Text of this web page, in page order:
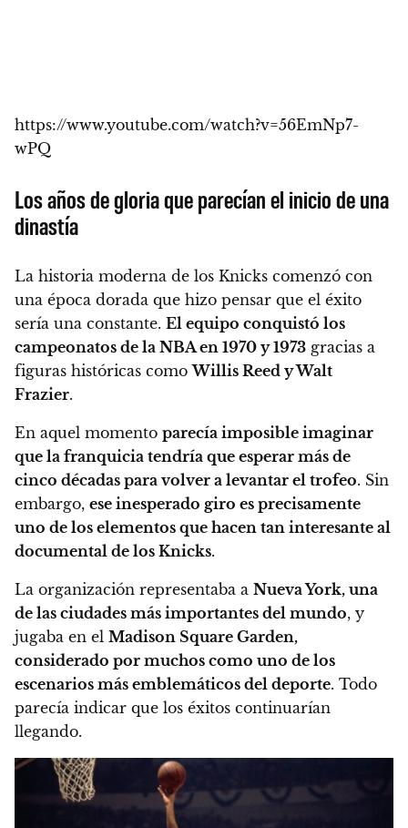
https://www.youtube.com/watch?v=56EmNp7-
wPQ
Los años de gloria que parecían el inicio de una
dinastía
La historia moderna de los Knicks comenzó con
una época dorada que hizo pensar que el éxito
sería una constante. El equipo conquistó los
campeonatos de la NBA en 1970 y 1973 gracias a
figuras históricas comoWillis Reed y Walt
Frazier.
En aquel momento parecía imposible imaginar
que la franquicia tendría que esperar más de
cinco décadas para volver a levantar el trofeo. Sin
embargo, ese inesperado giro es precisamente
uno de los elementos que hacen tan interesante al
documental de los Knicks.
La organización representaba a Nueva York, una
de las ciudades más importantes del mundo, y
jugaba en el Madison Square Garden,
considerado por muchos como uno de los
escenarios más emblemáticos del deporte. Todo
parecía indicar que los éxitos continuarían
llegando.